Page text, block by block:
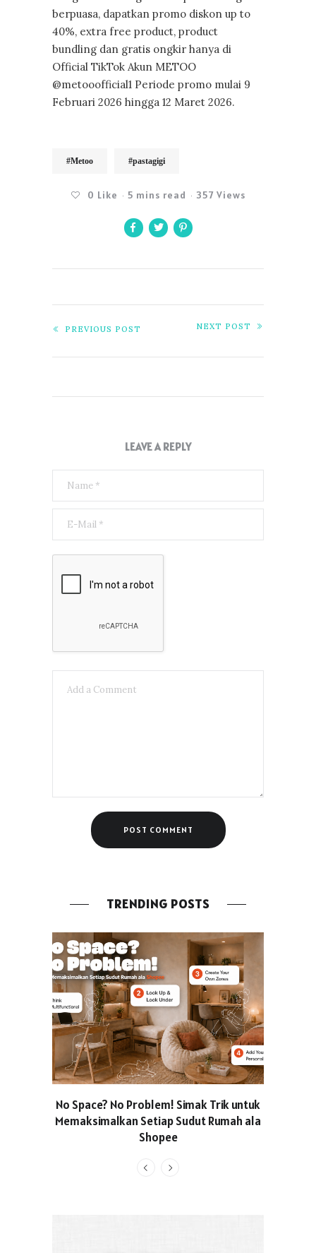
berpuasa, dapatkan promo diskon up to
40%, extra free product, product
bundling dan gratis ongkir hanya di
Official TikTok Akun METOO
@metooofficial1 Periode promo mulai 9
Februari 2026 hingga 12 Maret 2026.
#Metoo #pastagigi
0 Like 5 mins read 357 Views
PREVIOUS POST NEXT POST
LEAVE A REPLY
TRENDING POSTS
No Space? No Problem! Simak Trik untuk
Memaksimalkan Setiap Sudut Rumah ala
Shopee